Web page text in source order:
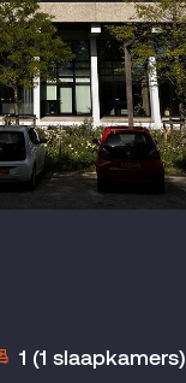
1 (1 slaapkamers)